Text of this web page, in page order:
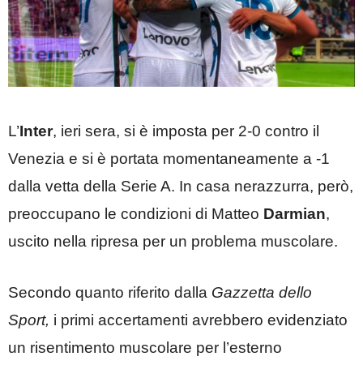
L’Inter, ieri sera, si è imposta per 2-0 contro il
Venezia e si è portata momentaneamente a -1
dalla vetta della Serie A. In casa nerazzurra, però,
preoccupano le condizioni di Matteo Darmian,
uscito nella ripresa per un problema muscolare.
Secondo quanto riferito dalla Gazzetta dello
Sport, i primi accertamenti avrebbero evidenziato
un risentimento muscolare per l’esterno